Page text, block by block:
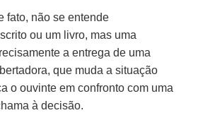
fato, não se entende
ou um livro, mas uma
a entrega de uma
que muda a situação
o ouvinte em confronto com uma
à decisão.